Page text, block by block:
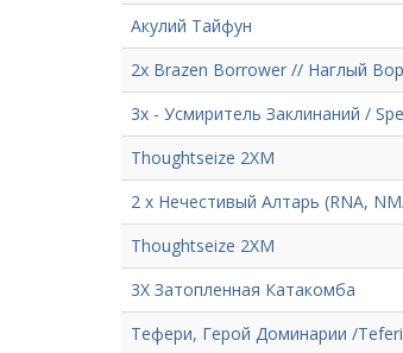
Акулий Тайфун
2x Brazen Borrower // Наглый
3х - Усмиритель Заклинаний /
Thoughtseize 2XM
2 x Нечестивый Алтарь (RNA,
Thoughtseize 2XM
3X Затопленная Катакомба
Тефери, Герой Доминарии /